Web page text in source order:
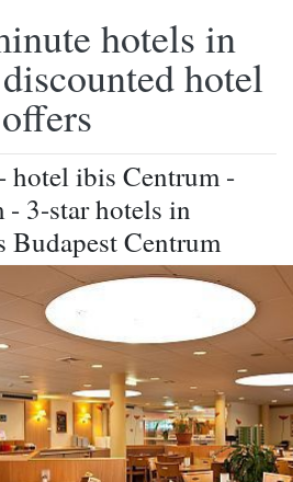
hotels in
hotel
offers
hotel ibis Centrum -
- 3-star hotels in
Budapest Centrum